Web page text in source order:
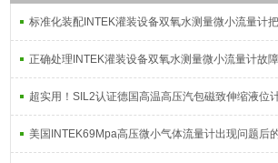
标准化装配INTEK灌装设备双氧水测量微小流量计
正确处理INTEK灌装设备双氧水测量微小流量计故
超实用！SIL2认证德国高温高压汽包磁致伸缩液位
美国INTEK69Mpa高压微小气体流量计出现问题后